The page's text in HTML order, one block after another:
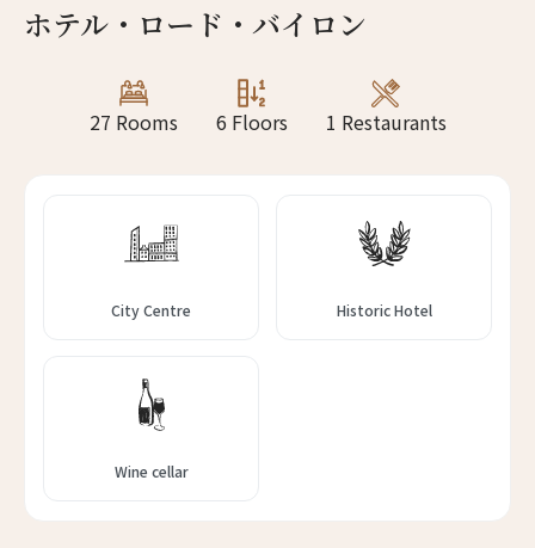
15人
17人
14人
16人
ホテル・ロード・バイロン
27 Rooms 6 Floors 1 Restaurants
City Centre Historic Hotel
Wine cellar